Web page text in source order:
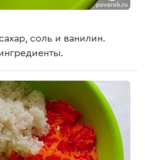
соль и ванилин.